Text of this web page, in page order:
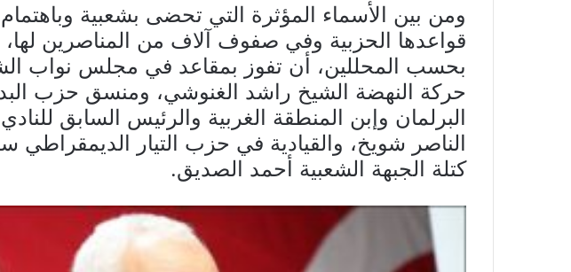
ومن بين الأسماء المؤثرة التي تحضى بشعبية
قواعدها الحزبية وفي صفوف آلاف من المناصرين لها،
بحسب المحللين، أن تفوز بمقاعد في مجلس نواب
حركة النهضة الشيخ راشد الغنوشي، ومنسق حزب
البرلمان وإبن المنطقة الغربية والرئيس السابق
الناصر شويخ، والقيادية في حزب التيار الديمقراطي
كتلة الجبهة الشعبية أحمد الصديق.